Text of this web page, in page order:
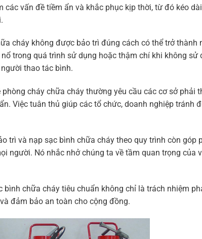
các vấn đề tiềm ẩn và khắc phục kịp thời, từ đó kéo
cháy không được bảo trì đúng cách có thể trở thành
trong quá trình sử dụng hoặc thậm chí khi không sử
thao tác bình.
phòng cháy chữa cháy thường yêu cầu các cơ sở phải
Việc tuân thủ giúp các tổ chức, doanh nghiệp tránh
trì và nạp sạc bình chữa cháy theo quy trình còn góp
người. Nó nhắc nhở chúng ta về tầm quan trọng của
chữa cháy tiêu chuẩn không chỉ là trách nhiệm
đảm bảo an toàn cho cộng đồng.